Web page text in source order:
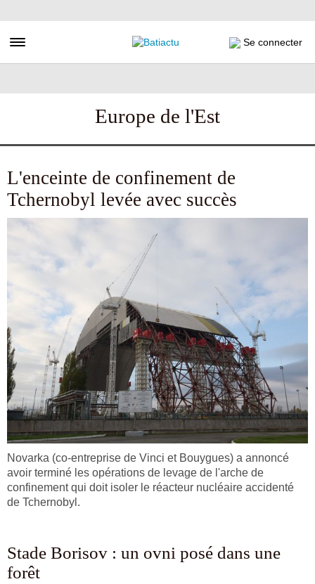
au
principal
Toggle navigation Se connecter
Europe de l'Est
L'enceinte de confinement de
Tchernobyl levée avec succès
Novarka (co-entreprise de Vinci et Bouygues) a annoncé
avoir terminé les opérations de levage de l'arche de
confinement qui doit isoler le réacteur nucléaire accidenté
de Tchernobyl.
Stade Borisov : un ovni posé dans une
forêt